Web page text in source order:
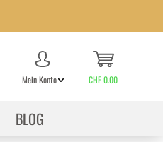
Mein Konto CHF 0.00
BLOG